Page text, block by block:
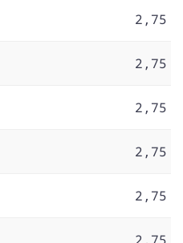
2,75
2,75
2,75
2,75
2,75